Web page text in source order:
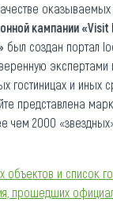
оказываемых
кампании
был создан портал
гостиницах и иных
представлена
чем 2000
объектов и список
прошедших